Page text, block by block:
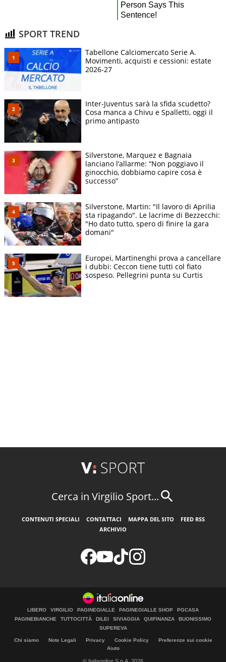
SPORT TREND
Tabellone Calciomercato Serie A.
Movimenti, acquisti e cessioni: estate
2026-27
Inter-Juventus sarà la sfida scudetto?
Cosa manca a Chivu e Spalletti, oggi il
primo antipasto
Silverstone, Marquez e Bagnaia
lanciano l’allarme: “Non poggiavo il
ginocchio, dobbiamo capire cosa è
successo”
Silverstone, Martin: "Il lavoro di Aprilia
sta ripagando". Le lacrime di Bezzecchi:
"Ho dato tutto, spero di finire la gara
domani"
Europei, Martinenghi prova a cancellare
i dubbi: Ceccon tiene tutti col fiato
sospeso. Pellegrini punta su Curtis
Cerca in Virgilio Sport...
CONTENUTI SPECIALI CONTATTACI MAPPA DEL SITO
FEED RSS
ARCHIVIO
LIBERO VIRGILIO PAGINEGIALLE PAGINEGIALLE SHOP
PGCASA
PAGINEBIANCHE
TUTTOCITTÀ DILEI SIVIAGGIA QUIFINANZA
BUONISSIMO
SUPEREVA
Chi siamo Note Legali Privacy Cookie Policy
Preferenze sui cookie
Aiuto